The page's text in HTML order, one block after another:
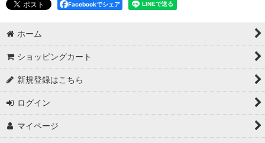
Facebookでシェア
ホーム
ショッピングカート
新規登録はこちら
ログイン
マイページ